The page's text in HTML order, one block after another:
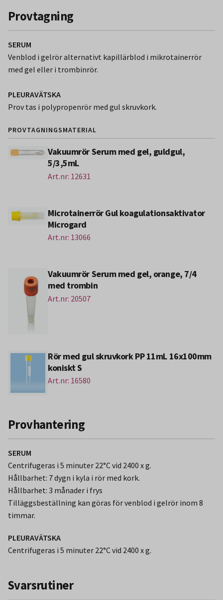
Provtagning
SERUM
Venblod i gelrör alternativt kapillärblod i mikrotainerrör
med gel eller i trombinrör.
PLEURAVÄTSKA
Prov tas i polypropenrör med gul skruvkork.
PROVTAGNINGSMATERIAL
Vakuumrör Serum med gel, guldgul,
5/3,5mL
Art.nr: 12631
Microtainerrör Gul koagulationsaktivator
Microgard
Art.nr: 13066
Vakuumrör Serum med gel, orange, 7/4
med trombin
Art.nr: 20507
Rör med gul skruvkork PP 11mL 16x100mm
koniskt S
Art.nr: 16580
Provhantering
SERUM
Centrifugeras i 5 minuter 22°C vid 2400 x g.
Hållbarhet: 7 dygn i kyla i rör med kork.
Hållbarhet: 3 månader i frys
Tilläggsbeställning kan göras för venblod i gelrör inom 8
timmar.
PLEURAVÄTSKA
Centrifugeras i 5 minuter 22°C vid 2400 x g.
Svarsrutiner